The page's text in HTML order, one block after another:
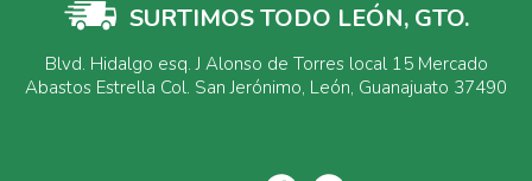
SURTIMOS TODO LEÓN, GTO.
Blvd. Hidalgo esq. J Alonso de Torres local 15 Mercado
Abastos Estrella Col. San Jerónimo, León, Guanajuato 37490